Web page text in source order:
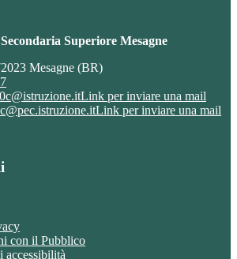
Superiore Mesagne
Mesagne (BR)
Link per inviare una mail
Link per inviare una mail
con il Pubblico
accessibilità